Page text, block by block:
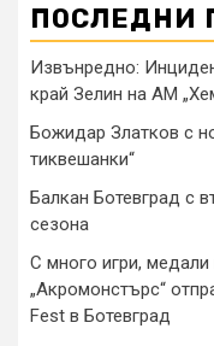
ПОСЛЕДНИ
Извънредно:
край Зелин на АМ
Божидар Златков с
тиквешанки“
Балкан Ботевград с
сезона
С много игри,
„Акромонстърс“
Fest в Ботевград